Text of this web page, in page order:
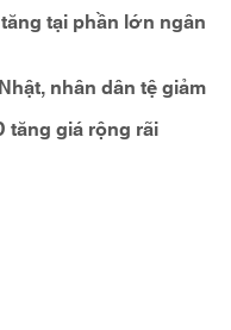
tại phần lớn ngân
nhân dân tệ giảm
tăng giá rộng rãi